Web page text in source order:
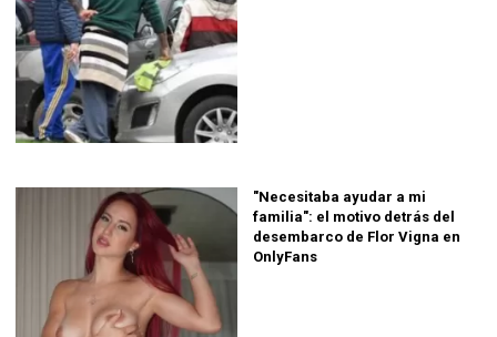
"Necesitaba ayudar a mi
familia": el motivo detrás del
desembarco de Flor Vigna en
OnlyFans